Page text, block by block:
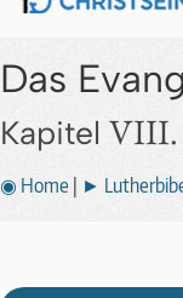
Das
Kapitel VIII.
◉ Home ►